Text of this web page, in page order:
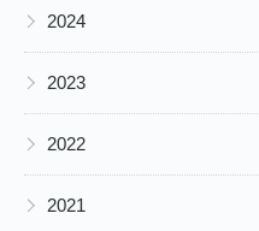
▶ 2024
▶ 2023
▶ 2022
▶ 2021